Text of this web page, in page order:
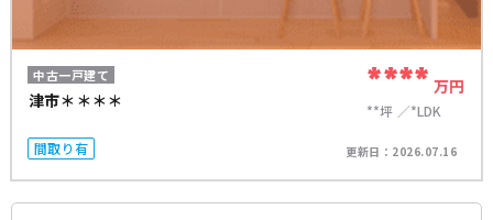
中古一戸建て
津市＊＊＊＊ **** 万円
**坪
*LDK
間取り有
更新日： 2026.07.16